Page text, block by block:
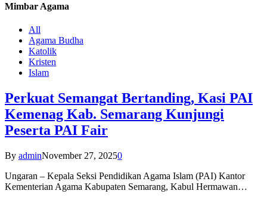
Mimbar Agama
All
Agama Budha
Katolik
Kristen
Islam
Perkuat Semangat Bertanding, Kasi PAI
Kemenag Kab. Semarang Kunjungi
Peserta PAI Fair
By adminNovember 27, 20250
Ungaran – Kepala Seksi Pendidikan Agama Islam (PAI) Kantor
Kementerian Agama Kabupaten Semarang, Kabul Hermawan…